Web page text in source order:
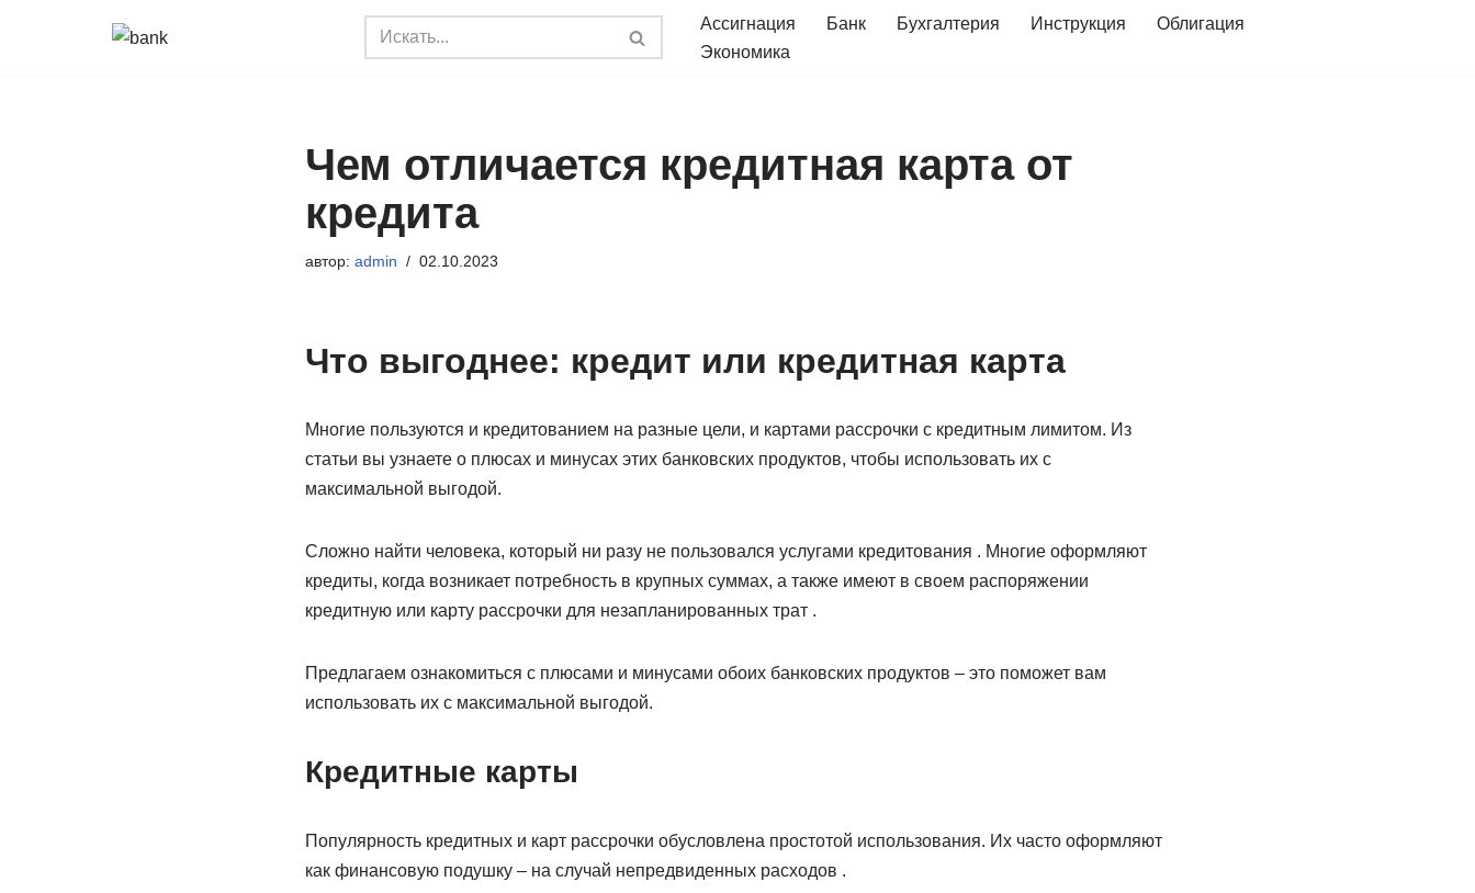
Ассигнация Банк Бухгалтерия Инструкция
Облигация
Экономика
Чем отличается кредитная карта от
кредита
автор: admin 02.10.2023
Что выгоднее: кредит или кредитная карта
Многие пользуются и кредитованием на разные цели, и картами рассрочки с кредитным лимитом. Из
статьи вы узнаете о плюсах и минусах этих банковских продуктов, чтобы использовать их с
максимальной выгодой.
Сложно найти человека, который ни разу не пользовался услугами кредитования . Многие оформляют
кредиты, когда возникает потребность в крупных суммах, а также имеют в своем распоряжении
кредитную или карту рассрочки для незапланированных трат .
Предлагаем ознакомиться с плюсами и минусами обоих банковских продуктов – это поможет вам
использовать их с максимальной выгодой.
Кредитные карты
Популярность кредитных и карт рассрочки обусловлена простотой использования. Их часто оформляют
как финансовую подушку – на случай непредвиденных расходов .